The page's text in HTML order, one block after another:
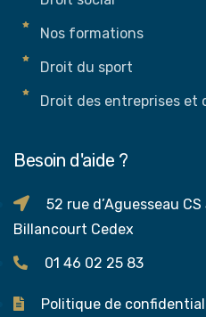
Nos formations
Droit du sport
Droit des entreprises et
Besoin d'aide ?
52 rue d’Aguesseau
Billancourt Cedex
01 46 02 25 83
Politique de